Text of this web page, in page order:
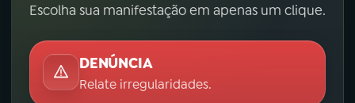
Escolha sua manifestação em apenas um clique.
DENÚNCIA
Relate irregularidades.